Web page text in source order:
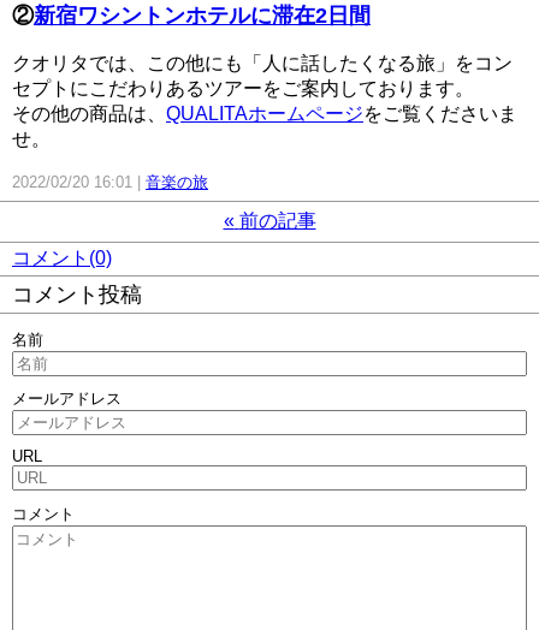
②新宿ワシントンホテルに滞在2日間
クオリタでは、この他にも「人に話したくなる旅」をコン
セプトにこだわりあるツアーをご案内しております。
その他の商品は、 QUALITAホームページをご覧くださいま
せ。
2022/02/20 16:01 音楽の旅
« 前の記事
コメント(0)
コメント投稿
名前
メールアドレス
URL
コメント